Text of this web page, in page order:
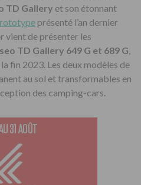
TD Gallery et son étonnant
présenté l’an dernier
vient de présenter les
TD Gallery 649 G et 689 G
fin 2023. Les deux modèles de
au sol et transformables en
des camping-cars.